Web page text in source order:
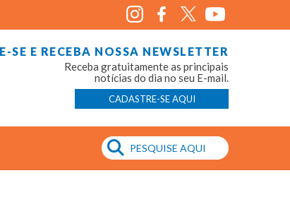
SE E RECEBA NOSSA NEWSLETTER
Receba gratuitamente as principais
notícias do dia no seu E-mail.
CADASTRE-SE AQUI